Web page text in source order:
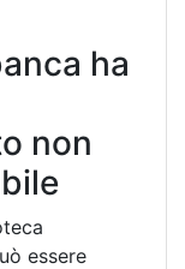
ha
non
essere